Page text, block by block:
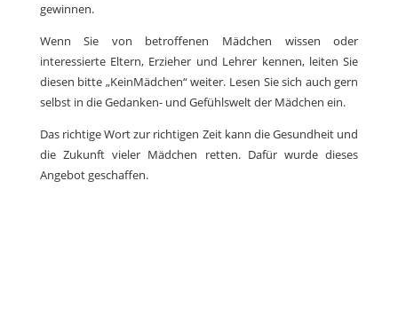
gewinnen.
Wenn Sie von betroffenen Mädchen wissen oder
interessierte Eltern, Erzieher und Lehrer kennen, leiten Sie
diesen bitte „KeinMädchen“ weiter. Lesen Sie sich auch gern
selbst in die Gedanken- und Gefühlswelt der Mädchen ein.
Das richtige Wort zur richtigen Zeit kann die Gesundheit und
die Zukunft vieler Mädchen retten. Dafür wurde dieses
Angebot geschaffen.